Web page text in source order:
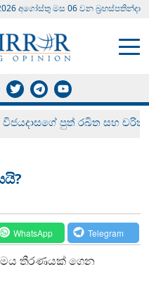
අගෝස්‍තු මස 06 වන බ්‍රහස්පතින්දා
විජයදාසගේ පුත් රඛිත සහ චරිත්
WhatsApp Telegram
තීරණයක් ගෙන